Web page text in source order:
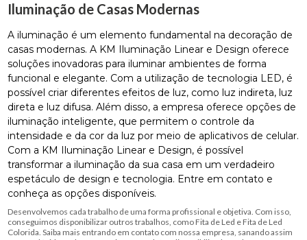
Iluminação de Casas Modernas
A iluminação é um elemento fundamental na decoração de
casas modernas. A KM Iluminação Linear e Design oferece
soluções inovadoras para iluminar ambientes de forma
funcional e elegante. Com a utilização de tecnologia LED, é
possível criar diferentes efeitos de luz, como luz indireta, luz
direta e luz difusa. Além disso, a empresa oferece opções de
iluminação inteligente, que permitem o controle da
intensidade e da cor da luz por meio de aplicativos de celular.
Com a KM Iluminação Linear e Design, é possível
transformar a iluminação da sua casa em um verdadeiro
espetáculo de design e tecnologia. Entre em contato e
conheça as opções disponíveis.
Desenvolvemos cada trabalho de uma forma profissional e objetiva. Com isso,
conseguimos disponibilizar outros trabalhos, como Fita de Led e Fita de Led
Colorida. Saiba mais entrando em contato com nossa empresa, sanando assim